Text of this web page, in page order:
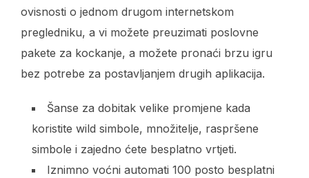
ovisnosti o jednom drugom internetskom
pregledniku, a vi možete preuzimati poslovne
pakete za kockanje, a možete pronaći brzu igru ​​
bez potrebe za postavljanjem drugih aplikacija.
Šanse za dobitak velike promjene kada
koristite wild simbole, množitelje, raspršene
simbole i zajedno ćete besplatno vrtjeti.
Iznimno voćni automati 100 posto besplatni